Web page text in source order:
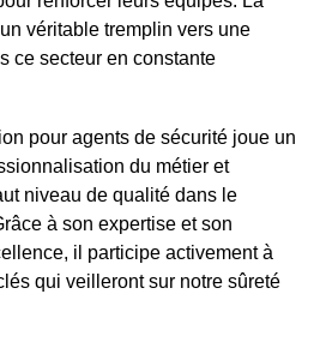
véritable tremplin vers une
ce secteur en constante
pour agents de sécurité joue un
du métier et
niveau de qualité dans le
à son expertise et son
il participe activement à
qui veilleront sur notre sûreté